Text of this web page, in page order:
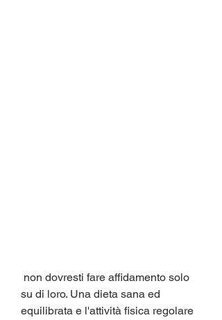
su di loro. Una dieta sana ed
equilibrata e l'attività fisica regolare